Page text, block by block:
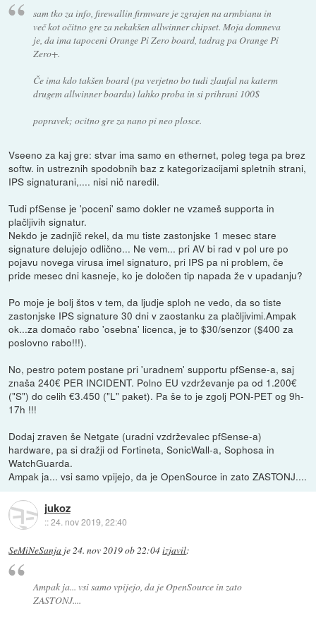
sam tko za info, firewallin firmware je zgrajen na armbianu in
več kot očitno gre za nekakšen allwinner chipset. Moja domneva
je, da ima tapoceni Orange Pi Zero board, tadrag pa Orange Pi
Zero+.
Če ima kdo takšen board (pa verjetno bo tudi zlaufal na katerm
drugem allwinner boardu) lahko proba in si prihrani 100$
popravek; ocitno gre za nano pi neo plosce.
Vseeno za kaj gre: stvar ima samo en ethernet, poleg tega pa brez
softw. in ustreznih spodobnih baz z kategorizacijami spletnih strani,
IPS signaturani,.... nisi nič naredil.
Tudi pfSense je 'poceni' samo dokler ne vzameš supporta in
plačljivih signatur.
Nekdo je zadnjič rekel, da mu tiste zastonjske 1 mesec stare
signature delujejo odlično... Ne vem... pri AV bi rad v pol ure po
pojavu novega virusa imel signaturo, pri IPS pa ni problem, če
pride mesec dni kasneje, ko je določen tip napada že v upadanju?
Po moje je bolj štos v tem, da ljudje sploh ne vedo, da so tiste
zastonjske IPS signature 30 dni v zaostanku za plačljivimi.Ampak
ok...za domačo rabo 'osebna' licenca, je to $30/senzor ($400 za
poslovno rabo!!!).
No, pestro potem postane pri 'uradnem' supportu pfSense-a, saj
znaša 240€ PER INCIDENT. Polno EU vzdrževanje pa od 1.200€
("S") do celih €3.450 ("L" paket). Pa še to je zgolj PON-PET og 9h-
17h !!!
Dodaj zraven še Netgate (uradni vzdrževalec pfSense-a)
hardware, pa si dražji od Fortineta, SonicWall-a, Sophosa in
WatchGuarda.
Ampak ja... vsi samo vpijejo, da je OpenSource in zato ZASTONJ....
jukoz
::24. nov 2019, 22:40
SeMiNeSanja je 24. nov 2019 ob 22:04izjavil:
Ampak ja... vsi samo vpijejo, da je OpenSource in zato
ZASTONJ....